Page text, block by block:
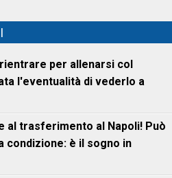
per allenarsi col
l'eventualità di vederlo a
al trasferimento al Napoli! Può
condizione: è il sogno in